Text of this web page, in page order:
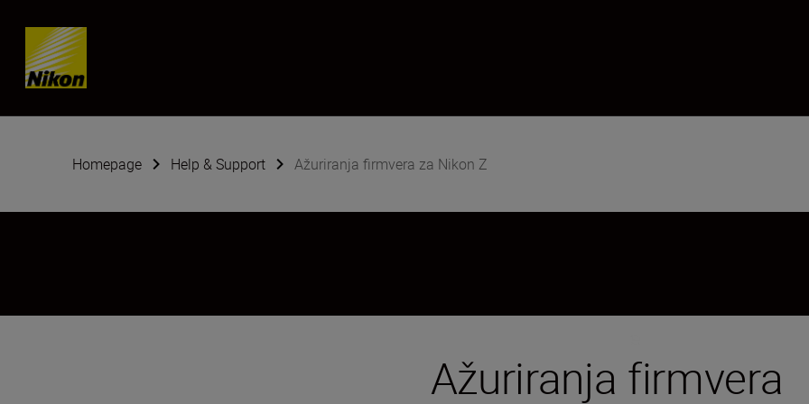
Skip content
Homepage Help & Support Ažuriranja firmvera za Nikon Z
Ažuriranja firmvera